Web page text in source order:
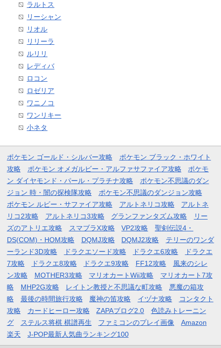
ラルトス
リーシャン
リオル
リリーラ
ルリリ
レディバ
ロコン
ロゼリア
ワニノコ
ワンリキー
小ネタ
ポケモン ゴールド・シルバー攻略
ポケモン ブラック・ホワイト
攻略
ポケモン オメガルビー・アルファサファイア攻略
ポケモ
ン ダイヤモンド・パール・プラチナ攻略
ポケモン不思議のダン
ジョン 時・闇の探検隊攻略
ポケモン不思議のダンジョン攻略
ポケモン ルビー・サファイア攻略
アルトネリコ攻略
アルトネ
リコ2攻略
アルトネリコ3攻略 グランファンタズム攻略
リー
ズのアトリエ攻略
スマブラX攻略 VP2攻略
聖剣伝説4・
DS(COM)・HOM攻略
DQMJ攻略 DQMJ2攻略
テリーのワンダ
ーランド3D攻略
ドラクエソード攻略 ドラクエ6攻略
ドラクエ
7攻略
ドラクエ8攻略 ドラクエ9攻略 FF12攻略
風来のシレ
ン攻略
MOTHER3攻略 マリオカートWii攻略
マリオカート7攻
略
MHP2G攻略 レイトン教授と不思議な町攻略
悪魔の箱攻
略
最後の時間旅行攻略 魔神の笛攻略 イヅナ攻略
コンタクト
攻略
カードヒーロー攻略 ZAPAブログ2.0
色読みトレーニン
グ
ステルス将棋 棋譜再生 ファミコンのプレイ画像
Amazon
楽天
J-POP最新人気曲ランキング100